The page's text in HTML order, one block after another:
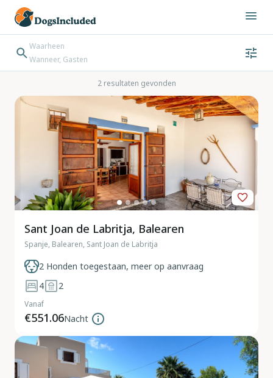
Waarheen
Wanneer, Gasten
Bestemming zoeken
Inchecken → Uitchecken2 resultaten gevonden
Sant Joan de Labritja, Balearen
Spanje, Balearen, Sant Joan de Labritja
2 Honden toegestaan, meer op aanvraag
4
2
Vanaf
€551.06Nacht